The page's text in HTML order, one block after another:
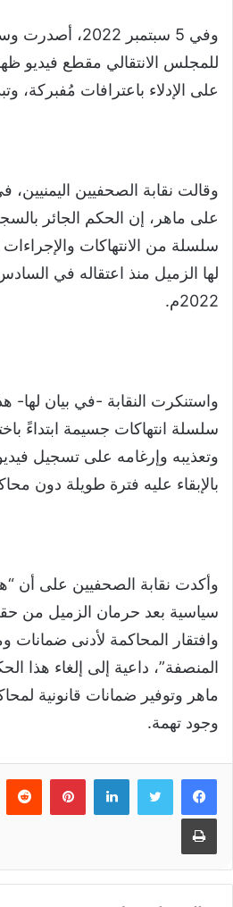
وفي 5 سبتمبر 2022،
للمجلس الانتقالي مقطع فيديو
على الإدلاء باعترافات مُفبركة،
وقالت نقابة الصحفيين
على ماهر، إن الحكم الجائر
سلسلة من الانتهاكات
لها الزميل منذ اعتقاله في
2022م.
واستنكرت النقابة -في بيان لها-
سلسلة انتهاكات جسيمة ابتداءً
وتعذيبه وإرغامه على تسجيل
بالإبقاء عليه فترة طويلة دون
وأكدت نقابة الصحفيين على أن
سياسية بعد حرمان الزميل من
وافتقار المحاكمة لأدنى ضمانات
المنصفة”، داعية إلى إلغاء هذا
ماهر وتوفير ضمانات قانونية
وجود تهمة.
لينكدإن
طباعة